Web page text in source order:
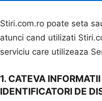
Stiri.com.ro poate seta
atunci cand utilizati
serviciu care utilizeaza
1. CATEVA
IDENTIFICATORI DE